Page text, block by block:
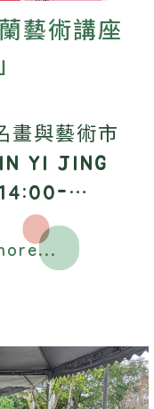
藝術講座
畫與藝術市
YI JING
，歡迎報